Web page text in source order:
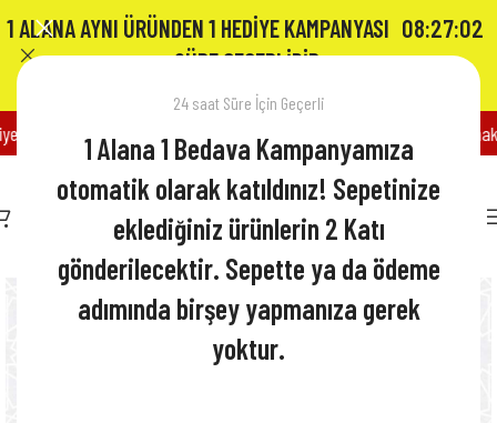
24 saat Süre İçin Geçerli
1 Alana 1 Bedava Kampanyamıza
otomatik olarak katıldınız! Sepetinize
eklediğiniz ürünlerin 2 Katı
gönderilecektir. Sepette ya da ödeme
adımında birşey yapmanıza gerek
yoktur.
höşmerimcisi 1 alana 1 hediye kampanyamızı kaçırmamak için
1 ALANA AYNI ÜRÜNDEN 1 HEDİYE KAMPANYASI 08:27:02
SÜRE GEÇERLİDİR.